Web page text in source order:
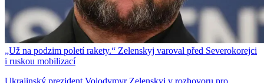
„Už na podzim poletí rakety.“ Zelenskyj varoval před Severokorejci
i ruskou mobilizací
Ukrajinský prezident Volodymyr Zelenskyj v rozhovoru pro